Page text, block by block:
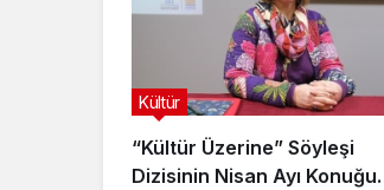
“Kültür Üzerine” Söyleşi
Dizisinin Nisan Ayı Konuğu
Kültür